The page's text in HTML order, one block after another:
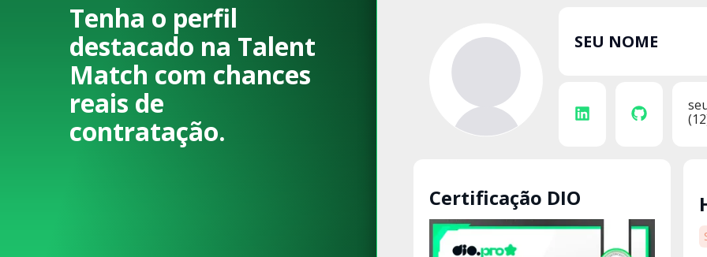
Tenha o perfil
destacado na Talent
Match com chances
reais de
contratação.
SEU NOME
Certificação DIO